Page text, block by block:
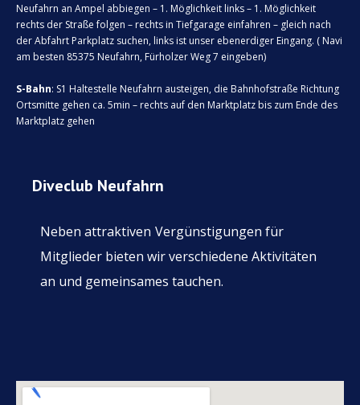
Neufahrn an Ampel abbiegen – 1. Möglichkeit links – 1. Möglichkeit
rechts der Straße folgen – rechts in Tiefgarage einfahren – gleich nach
der Abfahrt Parkplatz suchen, links ist unser ebenerdiger Eingang. ( Navi
am besten 85375 Neufahrn, Fürholzer Weg 7 eingeben)
S-Bahn: S1 Haltestelle Neufahrn austeigen, die Bahnhofstraße Richtung
Ortsmitte gehen ca. 5min – rechts auf den Marktplatz bis zum Ende des
Marktplatz gehen
Diveclub Neufahrn
Neben attraktiven Vergünstigungen für
Mitglieder bieten wir verschiedene Aktivitäten
an und gemeinsames tauchen.